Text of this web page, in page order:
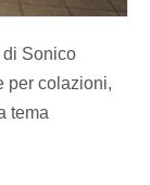
di Sonico
per colazioni,
tema